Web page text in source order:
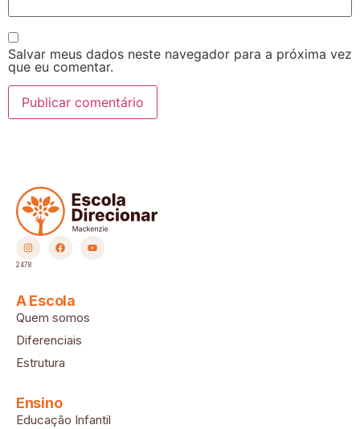
Salvar meus dados neste navegador para a próxima vez
que eu comentar.
2478
A Escola
Quem somos
Diferenciais
Estrutura
Ensino
Educação Infantil